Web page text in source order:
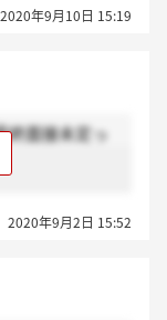
2020年9月10日 15:19
終面接未定っ
2020年9月2日 15:52